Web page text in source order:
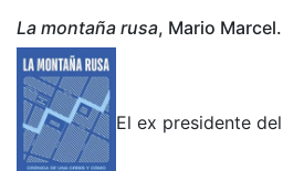
La montaña rusa, Mario
El ex presidente